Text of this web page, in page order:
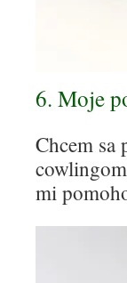
6. Moje
Chcem sa
mi